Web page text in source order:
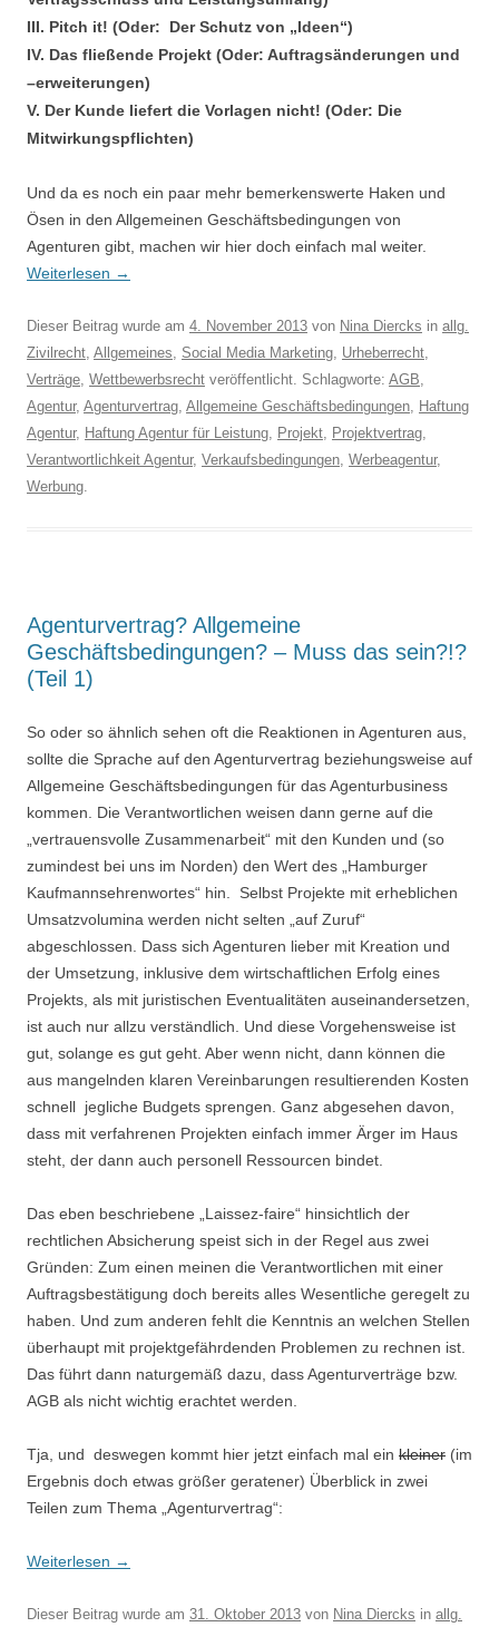
III. Pitch it! (Oder: Der Schutz von „Ideen“)
IV. Das fließende Projekt (Oder: Auftragsänderungen und
–erweiterungen)
V. Der Kunde liefert die Vorlagen nicht! (Oder: Die
Mitwirkungspflichten)
Und da es noch ein paar mehr bemerkenswerte Haken und
Ösen in den Allgemeinen Geschäftsbedingungen von
Agenturen gibt, machen wir hier doch einfach mal weiter.
Weiterlesen →
Dieser Beitrag wurde am 4. November 2013 von Nina Diercks in allg.
Zivilrecht, Allgemeines, Social Media Marketing, Urheberrecht,
Verträge, Wettbewerbsrecht veröffentlicht. Schlagworte: AGB,
Agentur, Agenturvertrag, Allgemeine Geschäftsbedingungen, Haftung
Agentur, Haftung Agentur für Leistung, Projekt, Projektvertrag,
Verantwortlichkeit Agentur, Verkaufsbedingungen, Werbeagentur,
Werbung.
Agenturvertrag? Allgemeine
Geschäftsbedingungen? – Muss das sein?!?
(Teil 1)
So oder so ähnlich sehen oft die Reaktionen in Agenturen aus,
sollte die Sprache auf den Agenturvertrag beziehungsweise auf
Allgemeine Geschäftsbedingungen für das Agenturbusiness
kommen. Die Verantwortlichen weisen dann gerne auf die
„vertrauensvolle Zusammenarbeit“ mit den Kunden und (so
zumindest bei uns im Norden) den Wert des „Hamburger
Kaufmannsehrenwortes“ hin. Selbst Projekte mit erheblichen
Umsatzvolumina werden nicht selten „auf Zuruf“
abgeschlossen. Dass sich Agenturen lieber mit Kreation und
der Umsetzung, inklusive dem wirtschaftlichen Erfolg eines
Projekts, als mit juristischen Eventualitäten auseinandersetzen,
ist auch nur allzu verständlich. Und diese Vorgehensweise ist
gut, solange es gut geht. Aber wenn nicht, dann können die
aus mangelnden klaren Vereinbarungen resultierenden Kosten
schnell jegliche Budgets sprengen. Ganz abgesehen davon,
dass mit verfahrenen Projekten einfach immer Ärger im Haus
steht, der dann auch personell Ressourcen bindet.
Das eben beschriebene „Laissez-faire“ hinsichtlich der
rechtlichen Absicherung speist sich in der Regel aus zwei
Gründen: Zum einen meinen die Verantwortlichen mit einer
Auftragsbestätigung doch bereits alles Wesentliche geregelt zu
haben. Und zum anderen fehlt die Kenntnis an welchen Stellen
überhaupt mit projektgefährdenden Problemen zu rechnen ist.
Das führt dann naturgemäß dazu, dass Agenturverträge bzw.
AGB als nicht wichtig erachtet werden.
Tja, und deswegen kommt hier jetzt einfach mal ein kleiner (im
Ergebnis doch etwas größer geratener) Überblick in zwei
Teilen zum Thema „Agenturvertrag“:
Weiterlesen →
Dieser Beitrag wurde am 31. Oktober 2013 von Nina Diercks in allg.